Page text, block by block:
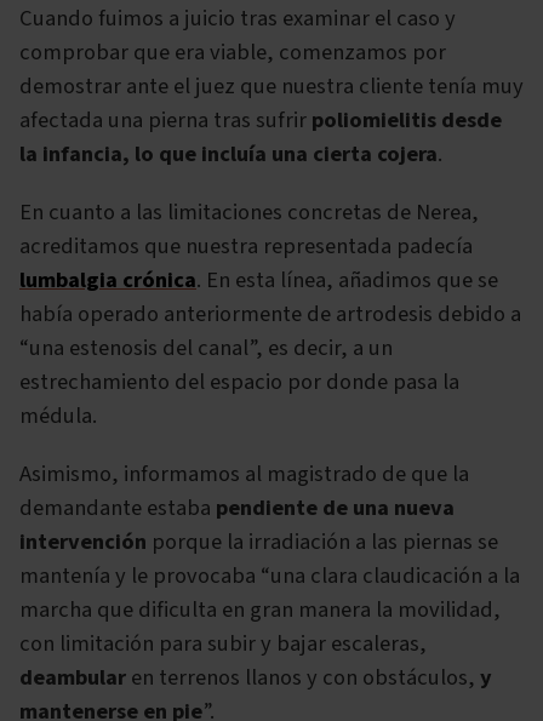
Cuando fuimos a juicio tras examinar el caso y
comprobar que era viable, comenzamos por
demostrar ante el juez que nuestra cliente tenía muy
afectada una pierna tras sufrirpoliomielitis desde
la infancia, lo que incluía una cierta cojera.
En cuanto a las limitaciones concretas de Nerea,
acreditamos que nuestra representada padecía
lumbalgia crónica. En esta línea, añadimos que se
había operado anteriormente de artrodesis debido a
“una estenosis del canal”, es decir, a un
estrechamiento del espacio por donde pasa la
médula.
Asimismo, informamos al magistrado de que la
demandante estaba pendiente de una nueva
intervención porque la irradiación a las piernas se
mantenía y le provocaba “una clara claudicación a la
marcha que dificulta en gran manera la movilidad,
con limitación para subir y bajar escaleras,
deambularen terrenos llanos y con obstáculos,y
mantenerse en pie”.